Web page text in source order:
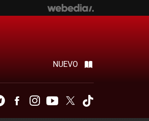
NUEVO
TelegramFacebookInstagramYoutubeTwitter